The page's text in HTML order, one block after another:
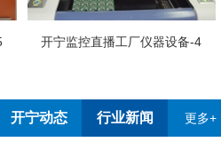
备-4 开宁监控直播工厂员工
开宁动态 行业新闻 更多+